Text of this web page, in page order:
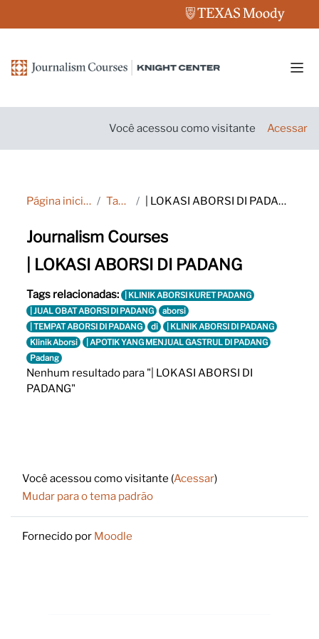
Você acessou como visitante Acessar
Página inicial Tags | LOKASI ABORSI DI PADANG
Journalism Courses
| LOKASI ABORSI DI PADANG
Tags relacionadas:
| KLINIK ABORSI KURET PADANG
| JUAL OBAT ABORSI DI PADANG
aborsi
| TEMPAT ABORSI DI PADANG
di
| KLINIK ABORSI DI PADANG
Klinik Aborsi
| APOTIK YANG MENJUAL GASTRUL DI PADANG
Padang
Nenhum resultado para "| LOKASI ABORSI DI
PADANG"
Você acessou como visitante (Acessar)
Mudar para o tema padrão
Fornecido por Moodle